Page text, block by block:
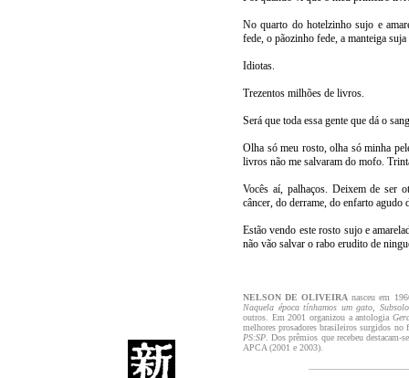
No quarto do hotelzinho sujo e
fede, o pãozinho fede, a manteiga suja
Idiotas.
Trezentos milhões de livros.
Será que toda essa gente que dá o
Olha só meu rosto, olha só minha
livros não me salvaram do mofo.
Vocês aí, palhaços. Deixem de ser
câncer, do derrame, do enfarto
Estão vendo este rosto sujo e
não vão salvar o rabo erudito de
NELSON DE OLIVEIRA nasceu em
Naquela época tínhamos um gato
outros. Em 2001 organizou a antologia
melhores prosadores brasileiros surgidos
PS:SP . Dos prêmios que recebeu
APCA (2001 e 2003).